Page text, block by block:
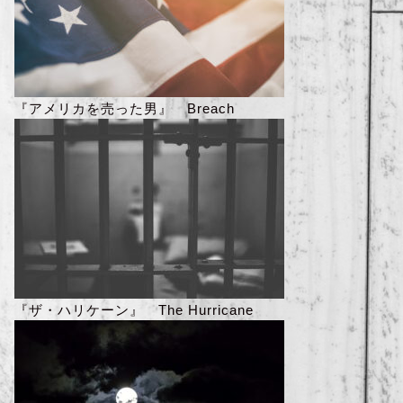
『アメリカを売った男』 Breach
『ザ・ハリケーン』 The Hurricane